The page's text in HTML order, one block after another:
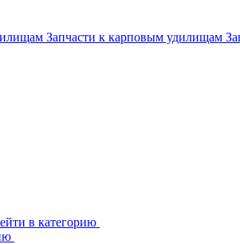
Запчасти к карповым удилищам
в категорию